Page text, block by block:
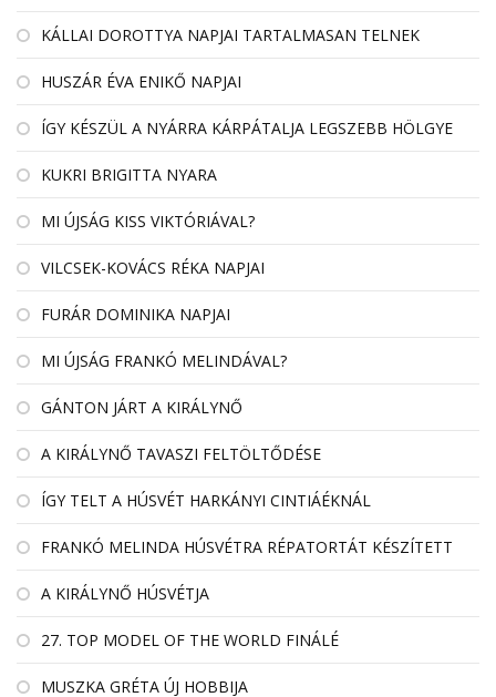
KÁLLAI DOROTTYA NAPJAI TARTALMASAN TELNEK
HUSZÁR ÉVA ENIKŐ NAPJAI
ÍGY KÉSZÜL A NYÁRRA KÁRPÁTALJA LEGSZEBB HÖLGYE
KUKRI BRIGITTA NYARA
MI ÚJSÁG KISS VIKTÓRIÁVAL?
VILCSEK-KOVÁCS RÉKA NAPJAI
FURÁR DOMINIKA NAPJAI
MI ÚJSÁG FRANKÓ MELINDÁVAL?
GÁNTON JÁRT A KIRÁLYNŐ
A KIRÁLYNŐ TAVASZI FELTÖLTŐDÉSE
ÍGY TELT A HÚSVÉT HARKÁNYI CINTIÁÉKNÁL
FRANKÓ MELINDA HÚSVÉTRA RÉPATORTÁT KÉSZÍTETT
A KIRÁLYNŐ HÚSVÉTJA
27. TOP MODEL OF THE WORLD FINÁLÉ
MUSZKA GRÉTA ÚJ HOBBIJA